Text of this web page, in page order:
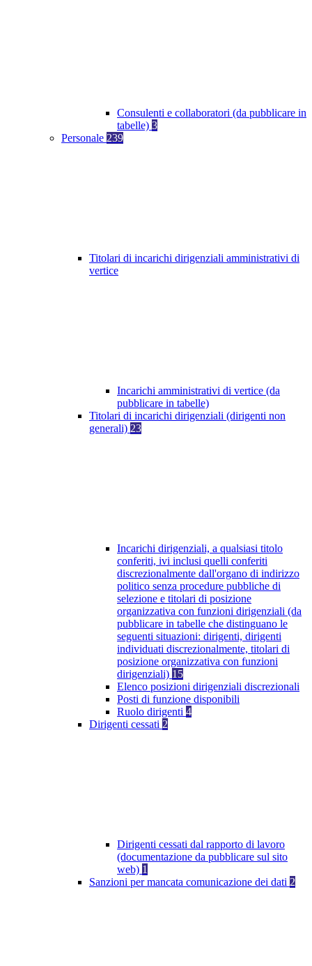
Consulenti e collaboratori (da pubblicare in
tabelle) 3
Personale 239
Titolari di incarichi dirigenziali amministrativi di
vertice
Incarichi amministrativi di vertice (da
pubblicare in tabelle)
Titolari di incarichi dirigenziali (dirigenti non
generali) 23
Incarichi dirigenziali, a qualsiasi titolo
conferiti, ivi inclusi quelli conferiti
discrezionalmente dall'organo di indirizzo
politico senza procedure pubbliche di
selezione e titolari di posizione
organizzativa con funzioni dirigenziali (da
pubblicare in tabelle che distinguano le
seguenti situazioni: dirigenti, dirigenti
individuati discrezionalmente, titolari di
posizione organizzativa con funzioni
dirigenziali) 15
Elenco posizioni dirigenziali discrezionali
Posti di funzione disponibili
Ruolo dirigenti 4
Dirigenti cessati 2
Dirigenti cessati dal rapporto di lavoro
(documentazione da pubblicare sul sito
web) 1
Sanzioni per mancata comunicazione dei dati 2